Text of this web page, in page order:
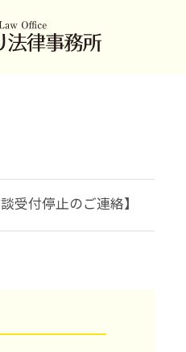
受付停止のご連絡】
法書士紹介